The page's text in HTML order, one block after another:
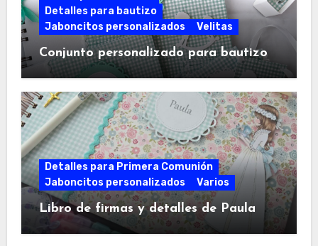
Detalles para bautizo
Jaboncitos personalizados
Velitas
Conjunto personalizado para bautizo
Detalles para Primera Comunión
Jaboncitos personalizados
Varios
Libro de firmas y detalles de Paula